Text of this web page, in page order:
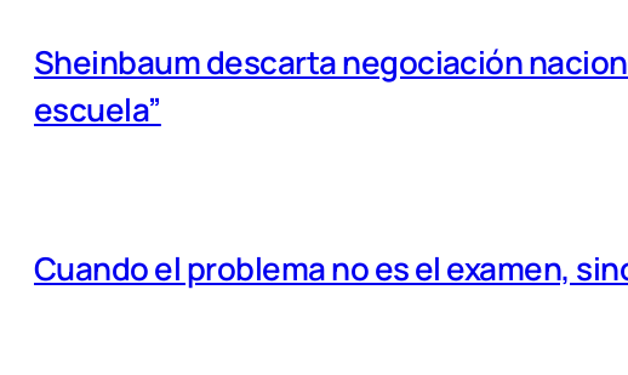
Sheinbaum descarta negociación
escuela”
Cuando el problema no es el examen,